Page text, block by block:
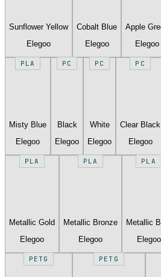
Sunflower Yellow
Elegoo
Cobalt Blue
Elegoo
Apple
Elegoo
PLA
Misty Blue
Elegoo
PC
Black
Elegoo
PC
White
Elegoo
PC
Clear Black
Elegoo
PLA
Metallic Gold
Elegoo
PLA
Metallic Bronze
Elegoo
PLA
Metallic
Elegoo
PETG PETG